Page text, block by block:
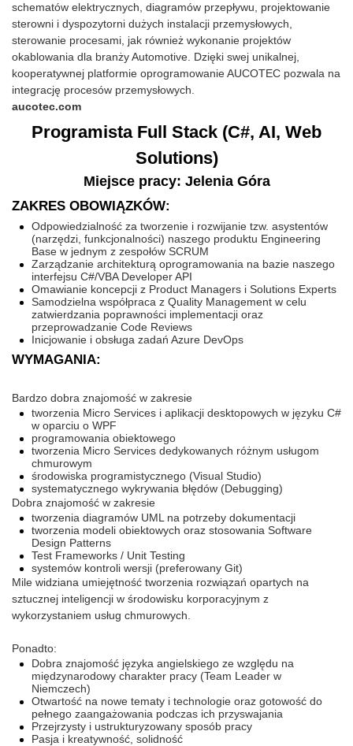
schematów elektrycznych, diagramów przepływu, projektowanie
sterowni i dyspozytorni dużych instalacji przemysłowych,
sterowanie procesami, jak również wykonanie projektów
okablowania dla branży Automotive. Dzięki swej unikalnej,
kooperatywnej platformie oprogramowanie AUCOTEC pozwala na
integrację procesów przemysłowych.
aucotec.com
Programista Full Stack (C#, AI, Web
Solutions)
Miejsce pracy: Jelenia Góra
ZAKRES OBOWIĄZKÓW:
Odpowiedzialność za tworzenie i rozwijanie tzw. asystentów
(narzędzi, funkcjonalności) naszego produktu Engineering
Base w jednym z zespołów SCRUM
Zarządzanie architekturą oprogramowania na bazie naszego
interfejsu C#/VBA Developer API
Omawianie koncepcji z Product Managers i Solutions Experts
Samodzielna współpraca z Quality Management w celu
zatwierdzania poprawności implementacji oraz
przeprowadzanie Code Reviews
Inicjowanie i obsługa zadań Azure DevOps
WYMAGANIA:
Bardzo dobra znajomość w zakresie
tworzenia Micro Services i aplikacji desktopowych w języku C#
w oparciu o WPF
programowania obiektowego
tworzenia Micro Services dedykowanych różnym usługom
chmurowym
środowiska programistycznego (Visual Studio)
systematycznego wykrywania błędów (Debugging)
Dobra znajomość w zakresie
tworzenia diagramów UML na potrzeby dokumentacji
tworzenia modeli obiektowych oraz stosowania Software
Design Patterns
Test Frameworks / Unit Testing
systemów kontroli wersji (preferowany Git)
Mile widziana umiejętność tworzenia rozwiązań opartych na
sztucznej inteligencji w środowisku korporacyjnym z
wykorzystaniem usług chmurowych.
Ponadto:
Dobra znajomość języka angielskiego ze względu na
międzynarodowy charakter pracy (Team Leader w
Niemczech)
Otwartość na nowe tematy i technologie oraz gotowość do
pełnego zaangażowania podczas ich przyswajania
Przejrzysty i ustrukturyzowany sposób pracy
Pasja i kreatywność, solidność